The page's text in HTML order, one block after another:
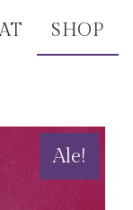
SHOP
Ale!